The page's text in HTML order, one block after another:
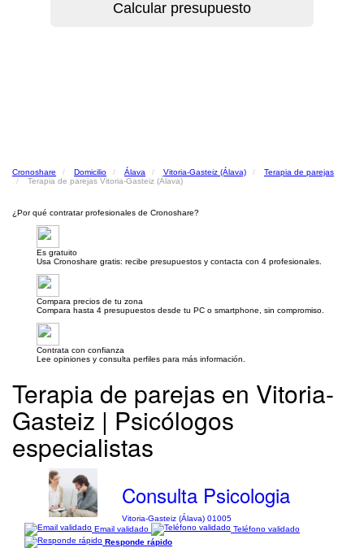
Cronoshare Domicilio Álava Vitoria-Gasteiz (Álava)
Terapia de parejas
Terapia de parejas Vitoria-Gasteiz (Álava)
¿Por qué contratar profesionales de Cronoshare?
Es gratuito
Usa Cronoshare gratis: recibe presupuestos y contacta con 4 profesionales.
Compara precios de tu zona
Compara hasta 4 presupuestos desde tu PC o smartphone, sin compromiso.
Contrata con confianza
Lee opiniones y consulta perfiles para más información.
Terapia de parejas en Vitoria-
Gasteiz | Psicólogos
especialistas
Consulta Psicologia
Vitoria-Gasteiz (Álava) 01005
Email validado
Teléfono validado
Responde rápido